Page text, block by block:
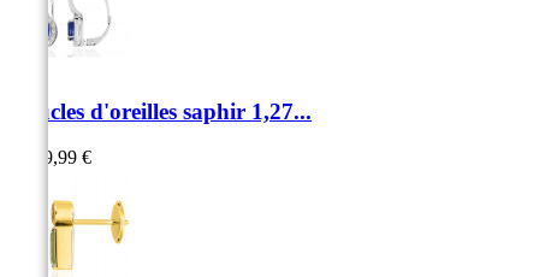
Boucles d'oreilles saphir 1,27...
1 999,99 €